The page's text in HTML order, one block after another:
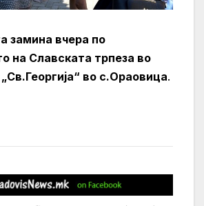
замина вчера по
на Славската трпеза во
во с.Ораовица.